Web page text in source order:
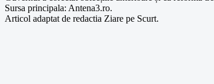
Sursa principala: Antena3.ro.
Articol adaptat de redactia Ziare pe Scurt.